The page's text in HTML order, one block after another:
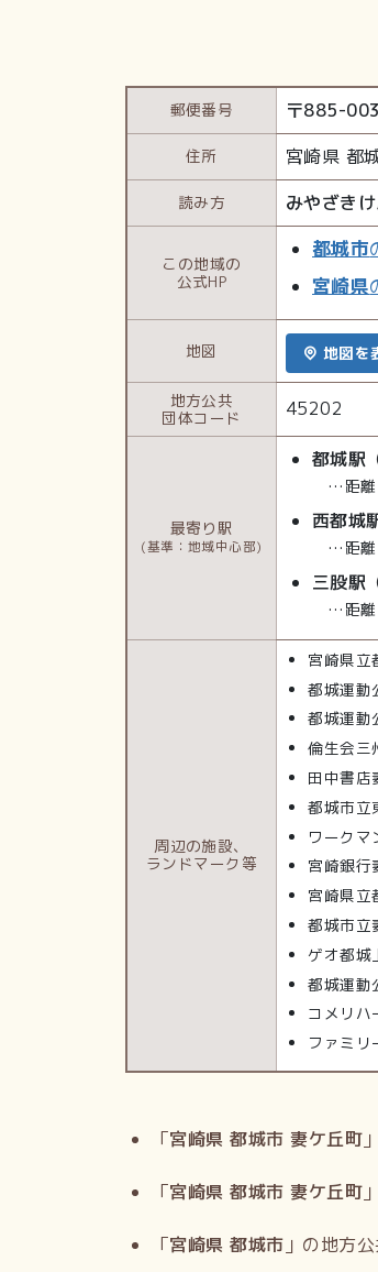
郵便番号 〒885-
住所 宮崎県 都
読み方 みやざき
この地域の
公式HP
都城市
宮崎県
地図 地図を
地方公共
団体コード
45202
最寄り駅
(基準：地域中心部)
都城駅
…距離
西都城
…距離
三股駅
…距離
周辺の施設、
ランドマーク等
宮崎県立
都城運動
都城運動
倫生会三
田中書店
都城市立
ワークマ
宮崎銀行
宮崎県立
都城市立
ゲオ都城
都城運動
コメリハ
ファミリ
「宮崎県 都城市 妻ケ丘町
「宮崎県 都城市 妻ケ丘町
「宮崎県 都城市 」の地方